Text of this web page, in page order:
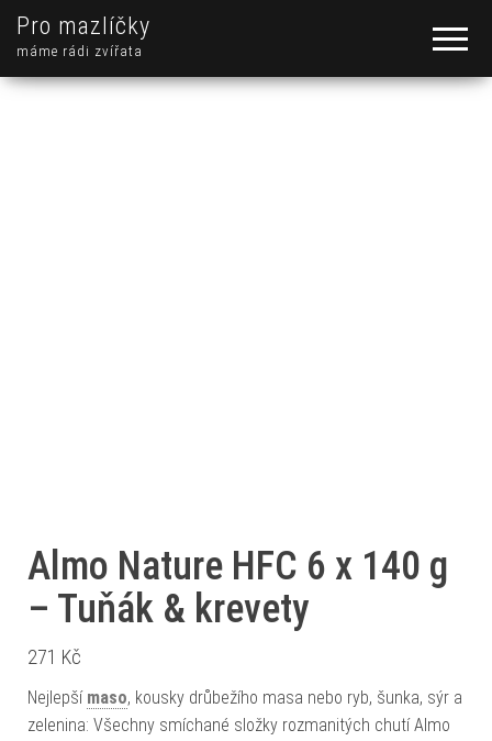
Pro mazlíčky
máme rádi zvířata
Almo Nature HFC 6 x 140 g
– Tuňák & krevety
271 Kč
Nejlepší maso, kousky drůbežího masa nebo ryb, šunka, sýr a
zelenina: Všechny smíchané složky rozmanitých chutí Almo